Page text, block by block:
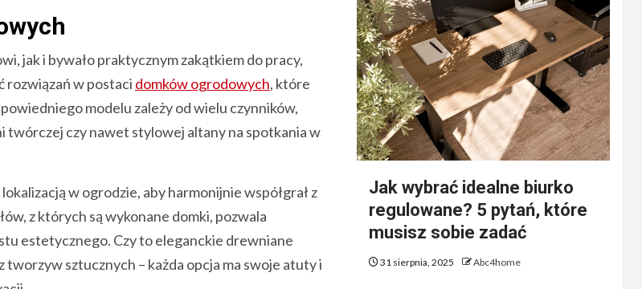
jak i bywało praktycznym zakątkiem do pracy,
rozwiązań w postaci domków ogrodowych, które
modelu zależy od wielu czynników,
twórczej czy nawet stylowej altany na spotkania w
w ogrodzie, aby harmonijnie współgrał z
z których są wykonane domki, pozwala
estetycznego. Czy to eleganckie drewniane
sztucznych – każda opcja ma swoje atuty i
Jak wybrać idealne biurko
regulowane? 5 pytań, które
musisz sobie zadać
31 sierpnia, 2025 Abc4home